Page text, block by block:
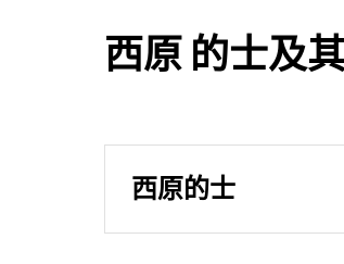
西原 的士及
西原的士